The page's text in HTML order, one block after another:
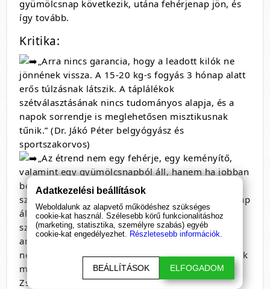
gyümölcsnap következik, utána fehérjenap jön, és
így tovább.
Kritika:
„Arra nincs garancia, hogy a leadott kilók ne
jönnének vissza. A 15-20 kg-s fogyás 3 hónap alatt
erős túlzásnak látszik. A táplálékok
szétválasztásának nincs tudományos alapja, és a
napok sorrendje is meglehetősen misztikusnak
tűnik.” (Dr. Jákó Péter belgyógyász és
sportszakorvos)
„Az étrend nem egy fehérje, egy keményítő,
valamint egy gyümölcsnapból áll, hanem ha jobban
belegondolunk: egy fehérjenapból, és három
szénhidrátnapból. A három napot követően egy nap
áll rendelkezésre, hogy a
szervezetet aminosavakhoz (esszenciális
aminosavakhoz) juttassuk. Ugyanígy csak minden
negyedik nap jutunk kalciumhoz, vashoz, amelynek
mennyisége csupán aznapra elegendő.” (Lelovics
Zsuzsanna, dietetikus)
Adatkezelési beállítások
Weboldalunk az alapvető működéshez szükséges
cookie-kat használ. Szélesebb körű funkcionalitáshoz
(marketing, statisztika, személyre szabás) egyéb
cookie-kat engedélyezhet. Részletesebb információk.
BEÁLLÍTÁSOK ELFOGADOM